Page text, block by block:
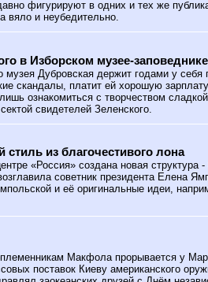
фигурируют в одних и тех же
вяло и неубедительно.
в Изборском музее-
музея Дубровская держит годами у себя
скандалы, платит ей хорошую
ознакомиться с творчеством
свидетелей Зеленского.
из благочестивого лона
«Россия» создана новая
советник президента Елена
и её оригинальные идеи,
Макфола прорывается у
поставок Киеву американского